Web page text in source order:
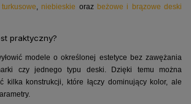
turkusowe,niebieskie oraz beżowe i brązowe deski
praktyczny?
modele o określonej estetyce bez zawężania
czy jednego typu deski. Dzięki temu można
kilka konstrukcji, które łączy dominujący kolor, ale